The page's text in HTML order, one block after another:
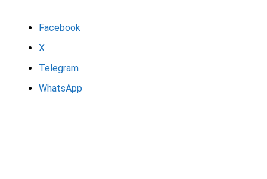
Facebook
X
Telegram
WhatsApp